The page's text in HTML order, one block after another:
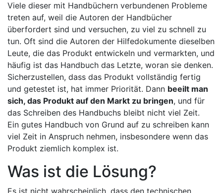
Viele dieser mit Handbüchern verbundenen Probleme
treten auf, weil die Autoren der Handbücher
überfordert sind und versuchen, zu viel zu schnell zu
tun. Oft sind die Autoren der Hilfedokumente dieselben
Leute, die das Produkt entwickeln und vermarkten, und
häufig ist das Handbuch das Letzte, woran sie denken.
Sicherzustellen, dass das Produkt vollständig fertig
und getestet ist, hat immer Priorität. Dann beeilt man
sich, das Produkt auf den Markt zu bringen, und für
das Schreiben des Handbuchs bleibt nicht viel Zeit.
Ein gutes Handbuch von Grund auf zu schreiben kann
viel Zeit in Anspruch nehmen, insbesondere wenn das
Produkt ziemlich komplex ist.
Was ist die Lösung?